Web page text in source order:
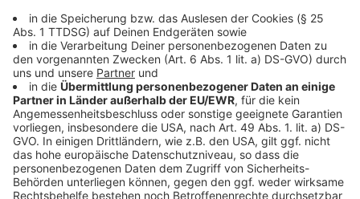
Anzeige
Anzeige